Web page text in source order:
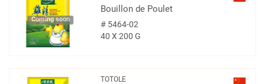
Coming soon
Bouillon de Poulet
#5464-02
40 X 200 G
TOTOLE